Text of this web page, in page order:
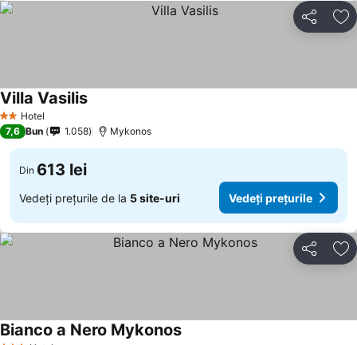
Distribuiți
2 SteleHotel
Villa Vasilis
7,6 Bun 1.058 Mykonos
Din 613 lei
Vedeți prețurile de la 5 site-uri Vedeți prețurile
Distribuiți
Bianco a Nero Mykonos